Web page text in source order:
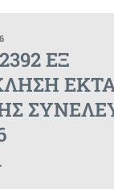
ΕΞ
.